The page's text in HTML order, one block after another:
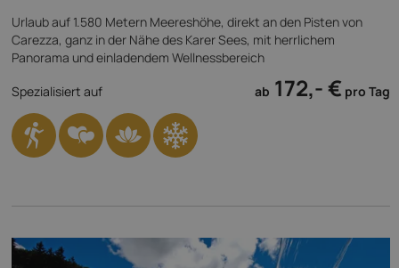
Urlaub auf 1.580 Metern Meereshöhe, direkt an den Pisten von
Carezza, ganz in der Nähe des Karer Sees, mit herrlichem
Panorama und einladendem Wellnessbereich
Spezialisiert auf
ab 172,- € pro Tag